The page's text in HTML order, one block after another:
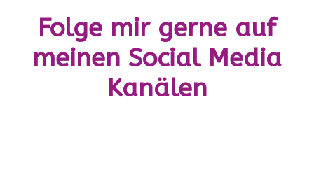
Folge mir gerne auf
meinen Social Media
Kanälen